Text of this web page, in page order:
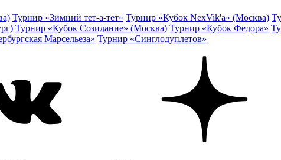
Турнир «Зимний тет-а-тет» Турнир «Кубок NexVik'a» (Москва)
Турнир «Кубок Созидание» (Москва) Турнир «Кубок Федора»
Марсельеза» Турнир «Синглодуплетов»